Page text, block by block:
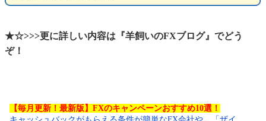
★☆>>>更に詳しい内容は『羊飼いのFXブログ』でどう
ぞ！
【毎月更新！最新版】FXのキャンペーンおすすめ10選！